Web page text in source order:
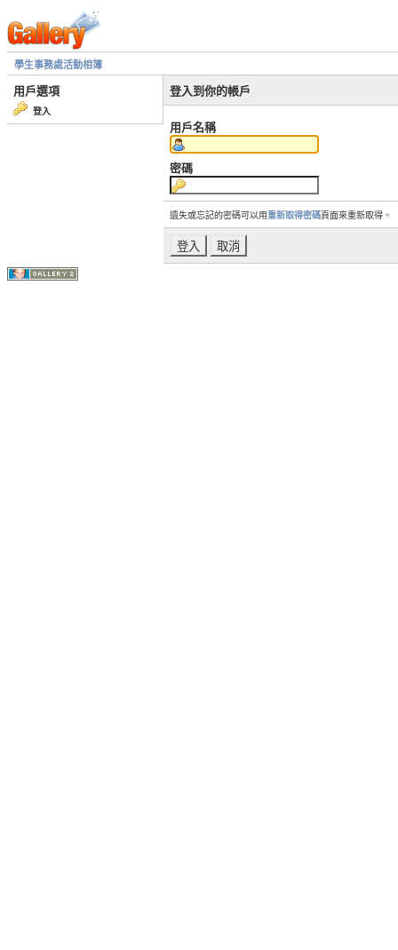
學生事務處活動相簿
用戶選項
登入
登入到你的帳戶
用戶名稱
密碼
遺失或忘記的密碼可以用重新取得密碼頁面來重新取得。